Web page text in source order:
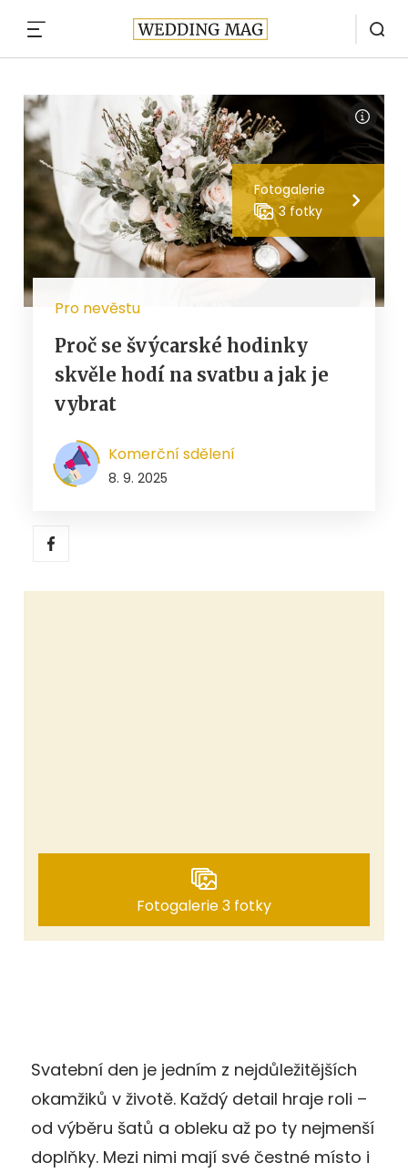
Fotogalerie
3 fotky
Pro nevěstu
Proč se švýcarské hodinky
skvěle hodí na svatbu a jak je
vybrat
Komerční sdělení
8. 9. 2025
Fotogalerie 3 fotky
Svatební den je jedním z nejdůležitějších
okamžiků v životě. Každý detail hraje roli –
od výběru šatů a obleku až po ty nejmenší
doplňky. Mezi nimi mají své čestné místo i